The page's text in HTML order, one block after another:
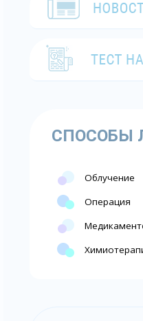
СПОСОБЫ
Облучение
Операция